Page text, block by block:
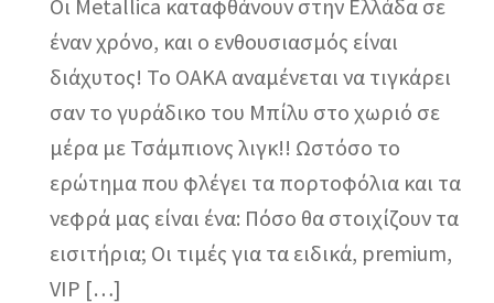
Οι Metallica καταφθάνουν στην Ελλάδα σε
έναν χρόνο, και ο ενθουσιασμός είναι
διάχυτος! Το ΟΑΚΑ αναμένεται να τιγκάρει
σαν το γυράδικο του Μπίλυ στο χωριό σε
μέρα με Τσάμπιονς λιγκ!! Ωστόσο το
ερώτημα που φλέγει τα πορτοφόλια και τα
νεφρά μας είναι ένα: Πόσο θα στοιχίζουν τα
εισιτήρια; Οι τιμές για τα ειδικά, premium,
VIP […]